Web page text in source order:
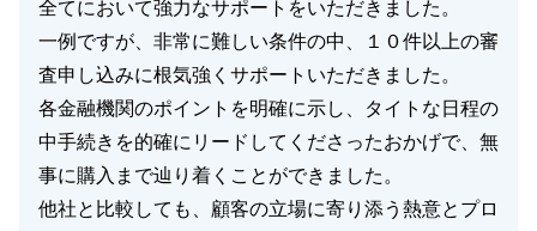
全てにおいて強力なサポートをいただきました。
一例ですが、非常に難しい条件の中、１０件以上の審
査申し込みに根気強くサポートいただきました。
各金融機関のポイントを明確に示し、タイトな日程の
中手続きを的確にリードしてくださったおかげで、無
事に購入まで辿り着くことができました。
他社と比較しても、顧客の立場に寄り添う熱意とプロ